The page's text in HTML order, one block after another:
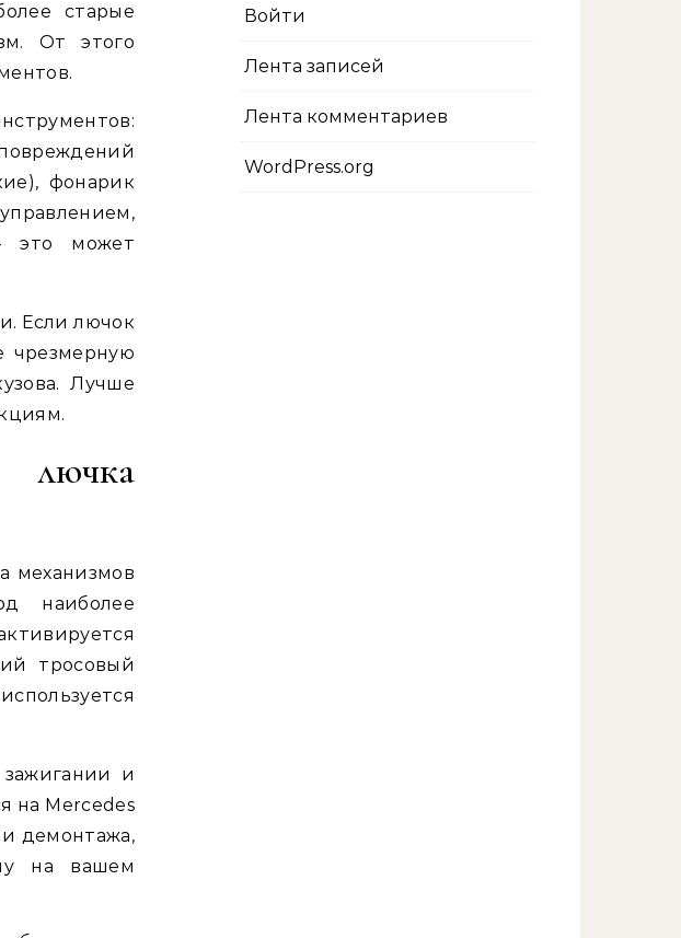
старые
От этого
фонарик
это может
Если лючок
чрезмерную
Лучше
лючка
механизмов
наиболее
тросовый
и
на Mercedes
демонтажа,
на вашем
Войти
Лента записей
Лента комментариев
WordPress.org